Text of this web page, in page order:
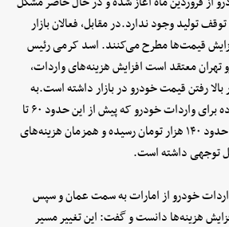
تولید وجود ندارد.در مقابل، فعالان بازار
قیمت‌ها مطرح می‌کنند. اسد کرمی رئیس
تهران معتقد است افزایش هزینه‌های واردات،
رفتن قیمت خودرو در بازار داشته است.به
گفته وی، نرخ ارز مورد استفاده برای واردات خودرو که پیش از این حدود ۶۰ تا
۷۰ هزار تومان بود، اکنون به حدود ۱۴۰ هزار تومان رسیده و همزمان هزینه‌های
توجهی داشته است.
خودرو از امارات به سمت عمان و سپس
هزینه‌ها دانست و گفت: این تغییر مسیر